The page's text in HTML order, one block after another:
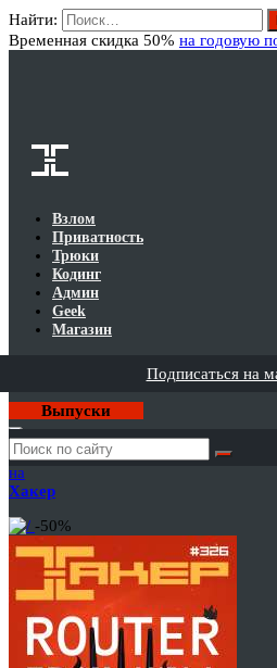
Найти:
Временная скидка 50% на годовую
Взлом
Приватность
Трюки
Кодинг
Админ
Geek
Магазин
Подписаться на
Выпуски
Годовая
подписка
на
Хакер
-50%